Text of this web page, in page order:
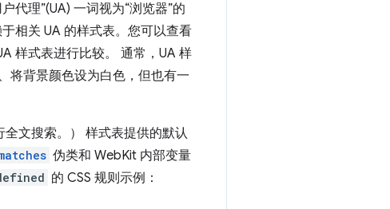
代理”(UA) 一词视为“浏览器”的
相关 UA 的样式表。您可以查看
样式表进行比较。 通常，UA 样
将背景颜色设为白色，但也有一
文搜索。） 样式表提供的默认
伪类和 WebKit 内部变量
的 CSS 规则示例：